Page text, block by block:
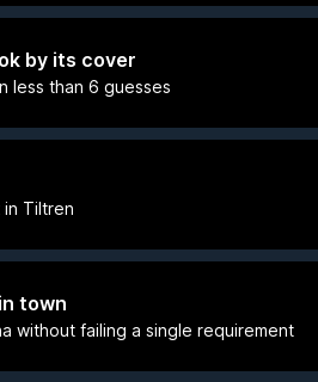
by its cover
less than 6 guesses
Tiltren
town
without failing a single requirement